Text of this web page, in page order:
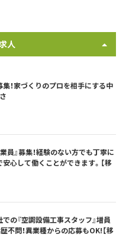
人
！家づくりのプロを相手にする中
員』募集！経験のない方でも丁寧に
心して働くことができます。【移
の『空調設備工事スタッフ』増員
歴不問！異業種からの応募もOK!【移